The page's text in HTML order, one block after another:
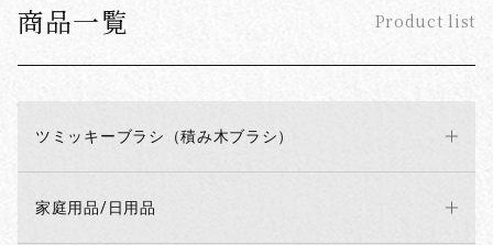
商品一覧 Product list
ツミッキーブラシ（積み木ブラシ）
家庭用品/日用品